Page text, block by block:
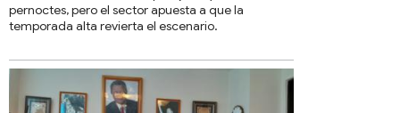
pernoctes, pero el sector apuesta a que la
temporada alta revierta el escenario.